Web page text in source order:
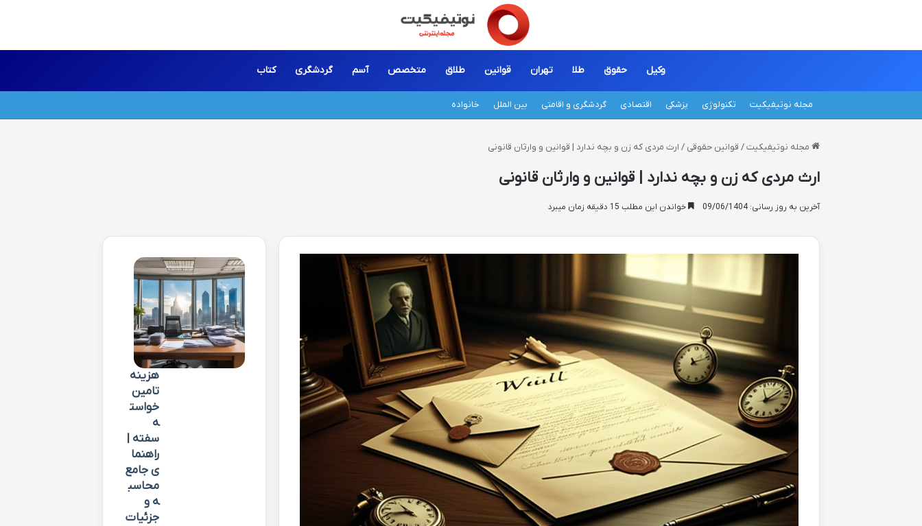
وکیل حقوق طلا تهران قوانین طلاق متخصص آسم گردشگری کتاب
مجله نوتیفیکیت تکنولوژی پزشکی اقتصادی گردشگری و اقامتی بین الملل خانواده
مجله نوتیفیکیت / قوانین حقوقی / ارث مردی که زن و بچه ندارد | قوانین و وارثان قانونی
ارث مردی که زن و بچه ندارد | قوانین و وارثان قانونی
آخرین به روز رسانی: 09/06/1404 خواندن این مطلب 15 دقیقه زمان میبرد
هزینه
تامین
خواست
ه
سفته |
راهنما
ی جامع
محاسب
ه و
جزئیات